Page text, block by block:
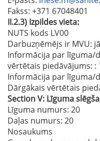
Fakss: +371 67048401
II.2.3) Izpildes vieta:
NUTS kods LV00
Darbuzņēmējs ir MVU: jā
Informācija par līguma/
vērtētais piedāvājums: :
Informācija par līguma/
Dārgākais vērtētais
SectionV: Līguma
Līguma numurs: 20
Daļas numurs: 20
Nosaukums